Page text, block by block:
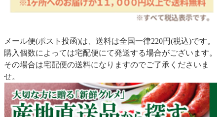
メール便(ポスト投函)は、送料は全国一律220円(税込)です。
購入個数によっては宅配便にて発送する場合がございます。
その場合は宅配便の送料になりますのでご了承くださいま
せ。